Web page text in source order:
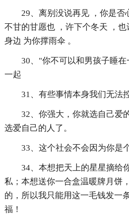
29、离别没说再见 ，你是否
不甘的甘愿也 ，许下个冬天 ，
身边 为你撑雨伞 。
30、"你不可以和男孩子睡
一起
31、有些事情本身我们无法
32、你强大，你就选自己爱
选爱自己的人了。
33、这个社会不会因为你是
34、本想把天上的星星摘给
私；本想送你一合盒温暖牌月饼
的，所以我只能用这一毛钱发一
福！